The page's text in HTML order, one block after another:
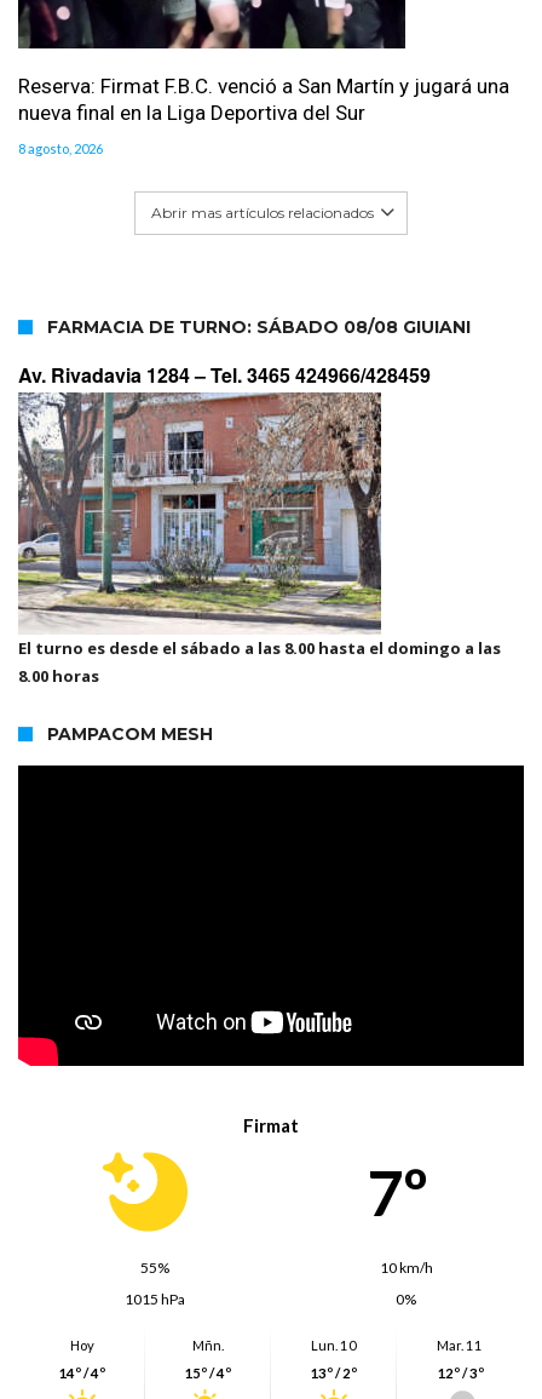
Reserva: Firmat F.B.C. venció a San Martín y jugará una
nueva final en la Liga Deportiva del Sur
8 agosto, 2026
Abrir mas artículos relacionados
FARMACIA DE TURNO: SÁBADO 08/08 GIUIANI
Av. Rivadavia 1284 –Tel. 3465 424966/428459
El turno es desde el sábado a las 8.00 hasta el domingo a las
8.00 horas
PAMPACOM MESH
Firmat
7º
55%
10 km/h
1015 hPa
0%
Hoy
14º / 4º
Mñn.
15º / 4º
Lun. 10
13º / 2º
Mar. 11
12º / 3º